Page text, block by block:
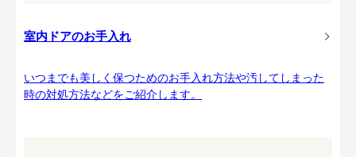
室内ドアのお手入れ
いつまでも美しく保つためのお手入れ方法や汚してしまった
時の対処方法などをご紹介します。